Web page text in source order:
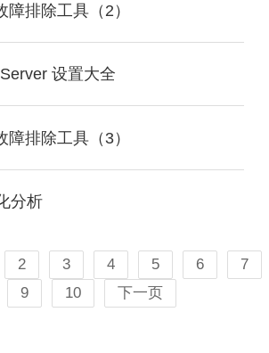
排除工具（2）
设置大全
排除工具（3）
分析
2 3 4 5 6
7
9 10 下一页